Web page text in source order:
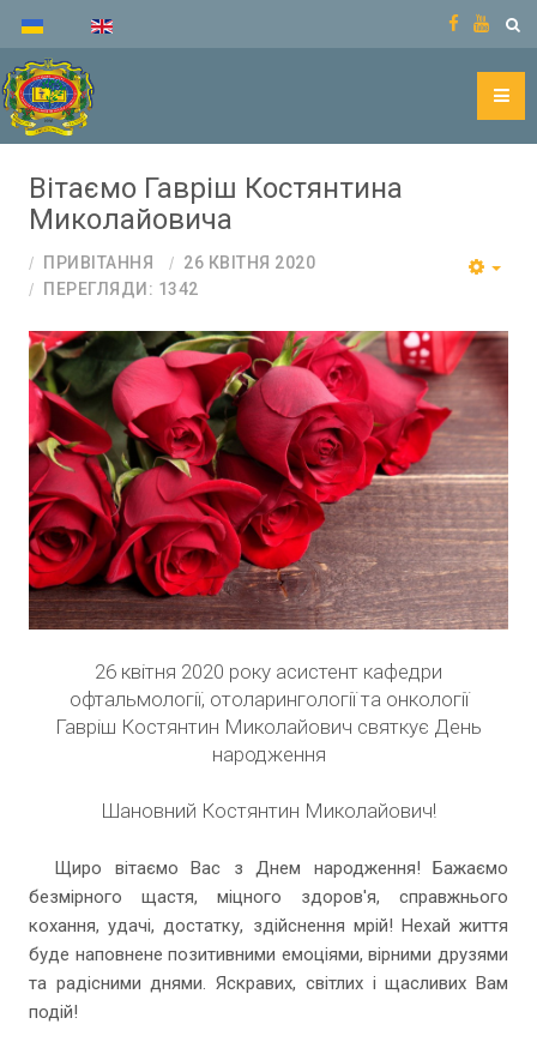
Вітаємо Гавріш Костянтина
Миколайовича
ПРИВІТАННЯ
26 КВІТНЯ 2020
ПЕРЕГЛЯДИ: 1342
26 квітня 2020 року асистент кафедри
офтальмології, отоларингології та онкології
Гавріш Костянтин Миколайович святкує День
народження
Шановний Костянтин Миколайович!
Щиро вітаємо Вас з Днем народження! Бажаємо
безмірного щастя, міцного здоров'я, справжнього
кохання, удачі, достатку, здійснення мрій! Нехай життя
буде наповнене позитивними емоціями, вірними друзями
та радісними днями. Яскравих, світлих і щасливих Вам
подій!